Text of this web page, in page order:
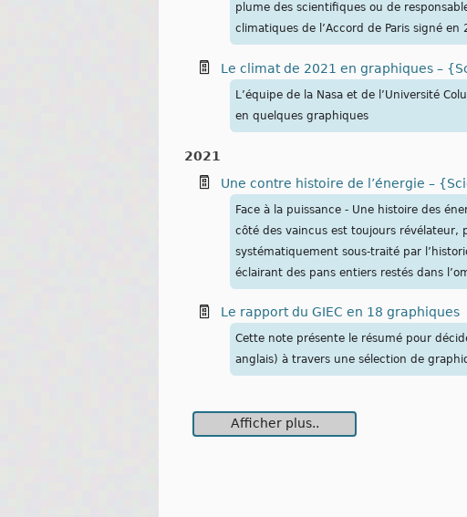
plume des scientifiques ou de
climatiques de l’Accord de Paris signé en
Le climat de 2021 en graphiques –
L’équipe de la Nasa et de l’Université
en quelques graphiques
2021
Une contre histoire de l’énergie –
Face à la puissance - Une histoire des
côté des vaincus est toujours révélateur,
systématiquement sous-traité par
éclairant des pans entiers restés dans
Le rapport du GIEC en 18 graphiques
Cette note présente le résumé pour
anglais) à travers une sélection de
Afficher plus..